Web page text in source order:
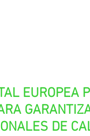
EUROPEA
DE